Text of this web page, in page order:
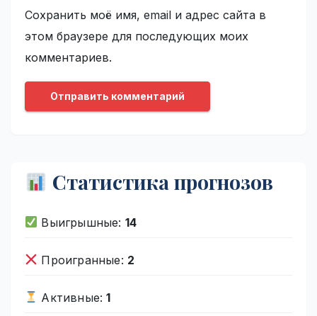
Сохранить моё имя, email и адрес сайта в
этом браузере для последующих моих
комментариев.
Статистика прогнозов
Выигрышные: 14
Проигранные: 2
Активные:1